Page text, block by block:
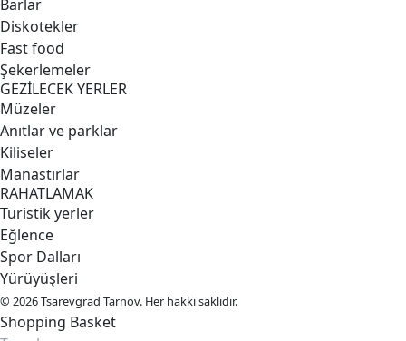
Barlar
Diskotekler
Fast food
Şekerlemeler
GEZİLECEK YERLER
Müzeler
Anıtlar ve parklar
Kiliseler
Manastırlar
RAHATLAMAK
Turistik yerler
Eğlence
Spor Dalları
Yürüyüşleri
© 2026 Tsarevgrad Tarnov. Her hakkı saklıdır.
Shopping Basket